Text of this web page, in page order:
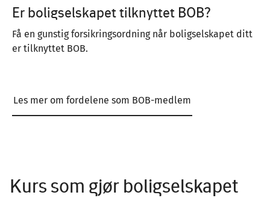
Er boligselskapet tilknyttet BOB?
Få en gunstig forsikringsordning når boligselskapet ditt
er tilknyttet BOB.
Les mer om fordelene som BOB-medlem
Kurs som gjør boligselskapet